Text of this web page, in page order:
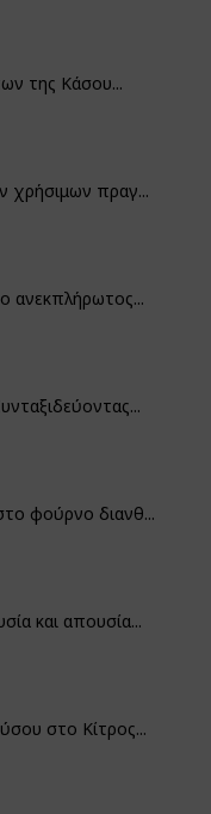
της Κάσου...
χρήσιμων πραγ...
ανεκπλήρωτος...
φούρνο διανθ...
και απουσία...
στο Κίτρος...